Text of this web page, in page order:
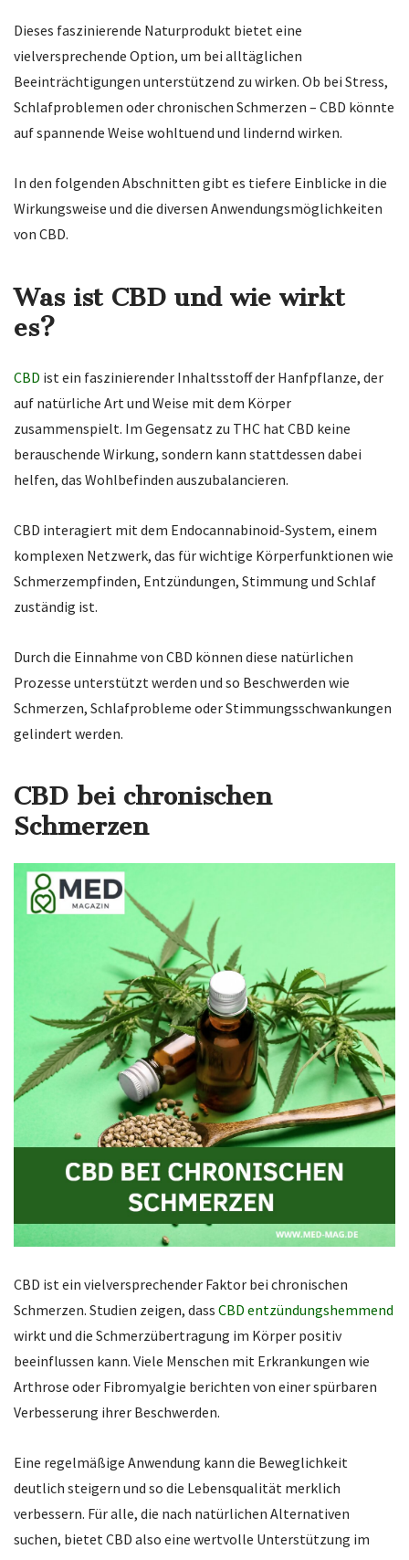
Dieses faszinierende Naturprodukt bieteteine
vielversprechende Option, um bei alltäglichen
Beeinträchtigungen unterstützend zu wirken. Ob bei Stress,
Schlafproblemen oderchronischen Schmerzen – CBD könnte
aufspannende Weise wohltuend und lindernd wirken.
In den folgenden Abschnitten gibtes tiefere Einblicke in die
Wirkungsweise und die diversen Anwendungsmöglichkeiten
von CBD.
Was ist CBD und wie wirkt
es?
CBD ist ein faszinierender Inhaltsstoff der Hanfpflanze, der
auf natürliche Art und Weise mit dem Körper
zusammenspielt. Im Gegensatz zu THC hat CBD keine
berauschende Wirkung, sondern kann stattdessen dabei
helfen, das Wohlbefinden auszubalancieren.
CBD interagiert mit dem Endocannabinoid-System, einem
komplexen Netzwerk, das für wichtige Körperfunktionen wie
Schmerzempfinden, Entzündungen, Stimmung und Schlaf
zuständig ist.
Durch die Einnahme von CBD können diese natürlichen
Prozesse unterstützt werden und so Beschwerden wie
Schmerzen, Schlafprobleme oder Stimmungsschwankungen
gelindert werden.
CBD bei chronischen
Schmerzen
CBD ist ein vielversprechender Faktor bei chronischen
Schmerzen. Studien zeigen, dass CBD entzündungshemmend
wirkt und die Schmerzübertragung im Körper positiv
beeinflussen kann. Viele Menschen mit Erkrankungen wie
Arthrose oder Fibromyalgie berichten von einer spürbaren
Verbesserung ihrer Beschwerden.
Eine regelmäßige Anwendung kann die Beweglichkeit
deutlich steigern und so die Lebensqualität merklich
verbessern. Für alle, die nach natürlichen Alternativen
suchen, bietet CBD also eine wertvolle Unterstützung im